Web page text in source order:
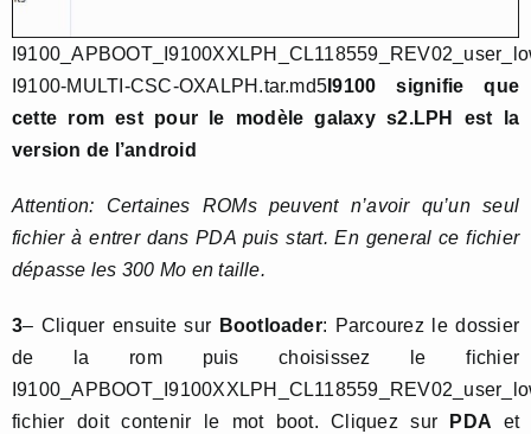
I9100-MULTI-CSC-OXALPH.tar.md5 I9100 signifie que
cette rom est pour le modèle galaxy s2.LPH est la
version de l’android
Attention: Certaines ROMs peuvent n’avoir qu’un seul
fichier à entrer dans PDA puis start. En general ce fichier
dépasse les 300 Mo en taille.
3– Cliquer ensuite sur Bootloader: Parcourez le dossier
de la rom puis choisissez le fichier
fichier doit contenir le mot boot. Cliquez sur
PDA et